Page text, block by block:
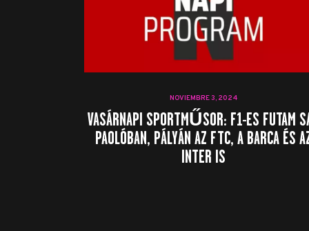
NOVIEMBRE 3, 2024
VASÁRNAPI SPORTMŰSOR: F1-ES FUTAM
PAOLÓBAN, PÁLYÁN AZ FTC, A BARCA ÉS
INTER IS